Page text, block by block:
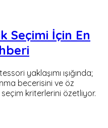
Seçimi İçin En
yaklaşımı ışığında;
becerisini ve öz
kriterlerini özetliyor.